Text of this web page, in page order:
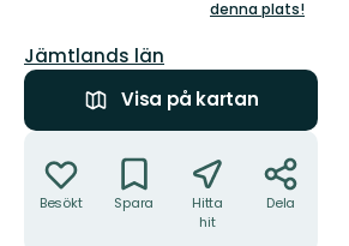
stjärnor
denna plats!
Län:
Jämtlands län
Visa på kartan
Besökt Spara
Hitta
hit
Dela